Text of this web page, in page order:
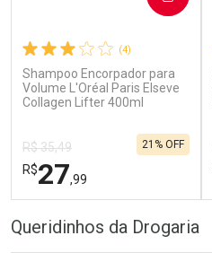
(4)
Shampoo Encorpador para
Volume L'Oréal Paris Elseve
Collagen Lifter 400ml
R$ 35,49
R$27,99
21% OFF
Queridinhos da Drogaria